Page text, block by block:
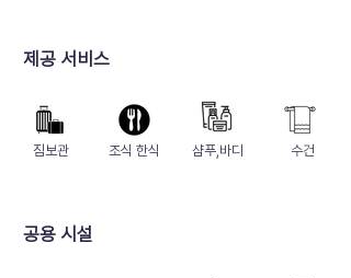
제공 서비스
짐보관 ​조식 한식 샴푸,바디 수건
​공용 시설